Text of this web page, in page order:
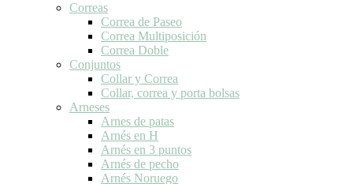
Correas
Correa de Paseo
Correa Multiposición
Correa Doble
Conjuntos
Collar y Correa
Collar, correa y porta bolsas
Arneses
Arnes de patas
Arnés en H
Arnés en 3 puntos
Arnés de pecho
Arnés Noruego